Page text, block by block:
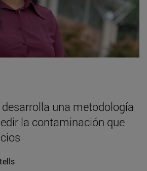
una metodología
la contaminación que